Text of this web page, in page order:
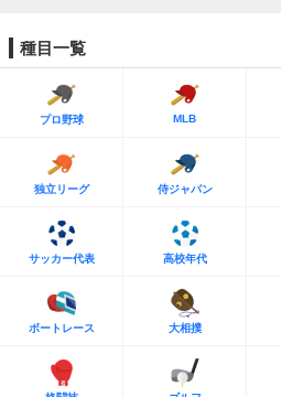
種目一覧
プロ野球 MLB
独立リーグ 侍ジャパン
サッカー代表 高校年代
ボートレース 大相撲